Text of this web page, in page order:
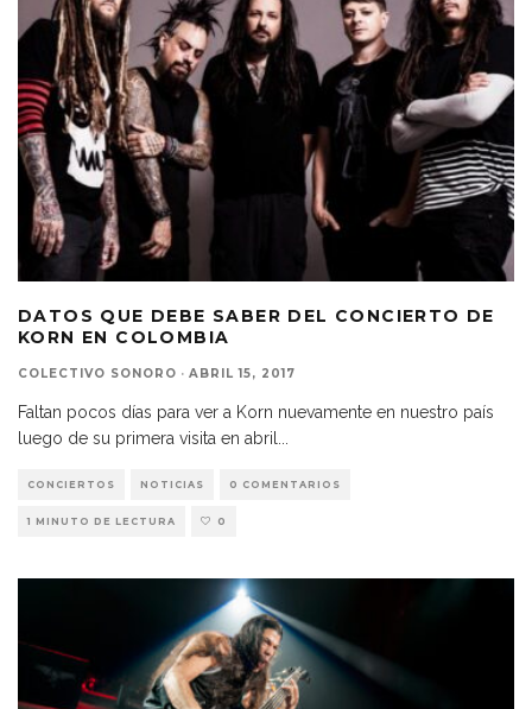
DATOS QUE DEBE SABER DEL CONCIERTO DE
KORN EN COLOMBIA
COLECTIVO SONORO · ABRIL 15, 2017
Faltan pocos días para ver a Korn nuevamente en nuestro país
luego de su primera visita en abril...
CONCIERTOS NOTICIAS 0 COMENTARIOS
1 MINUTO DE LECTURA 0